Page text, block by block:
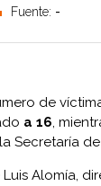
Fuente: -
de
a 16,
Secretaría
Luis Alomía,